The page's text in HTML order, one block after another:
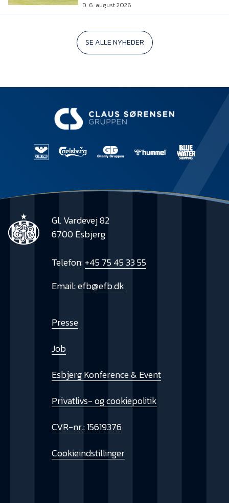
D. 6. august 2026
SE ALLE NYHEDER
Gl. Vardevej 82
6700 Esbjerg
Telefon:+45 75 45 33 55
Email:efb@efb.dk
Presse
Job
Esbjerg Konference & Event
Privatlivs- og cookiepolitik
CVR-nr.: 15619376
Cookieindstillinger